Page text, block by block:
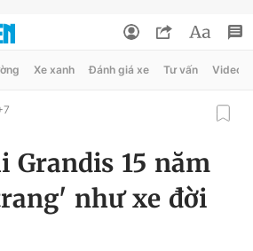
Xe xanh Đánh giá xe Tư vấn Video
Grandis 15 năm
như xe đời